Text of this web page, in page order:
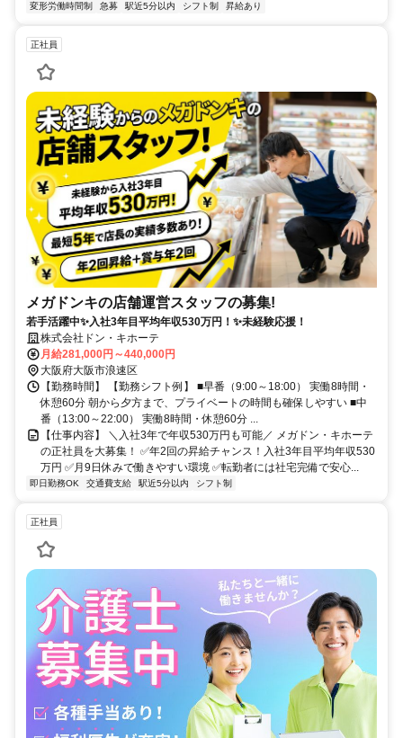
変形労働時間制 急募 駅近5分以内 シフト制 昇給あり
正社員
メガドンキの店舗運営スタッフの募集!
若手活躍中✨入社3年目平均年収530万円！✨未経験応援！
株式会社ドン・キホーテ
月給281,000円～440,000円
大阪府大阪市浪速区
【勤務時間】 【勤務シフト例】 ■早番（9:00～18:00） 実働8時間・
休憩60分 朝から夕方まで、プライベートの時間も確保しやすい ■中
番（13:00～22:00） 実働8時間・休憩60分 ...
【仕事内容】 ＼入社3年で年収530万円も可能／ メガドン・キホーテ
の正社員を大募集！ ✅年2回の昇給チャンス！入社3年目平均年収530
万円 ✅月9日休みで働きやすい環境 ✅転勤者には社宅完備で安心...
即日勤務OK 交通費支給 駅近5分以内 シフト制
正社員